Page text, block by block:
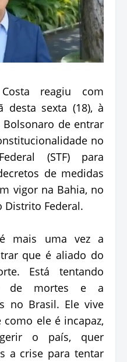
reagiu com
desta sexta (18), à
de entrar
no
(STF) para
de medidas
vigor na Bahia, no
Distrito Federal.
mais uma vez a
que é aliado do
Está tentando
de mortes e a
no Brasil. Ele vive
ele é incapaz,
o país, quer
a crise para tentar